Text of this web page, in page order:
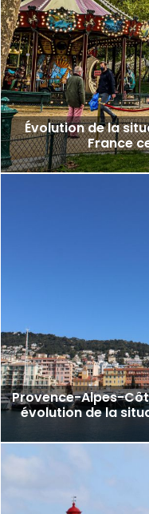
Évolution de la
France
Provence-Alpes-
évolution de la